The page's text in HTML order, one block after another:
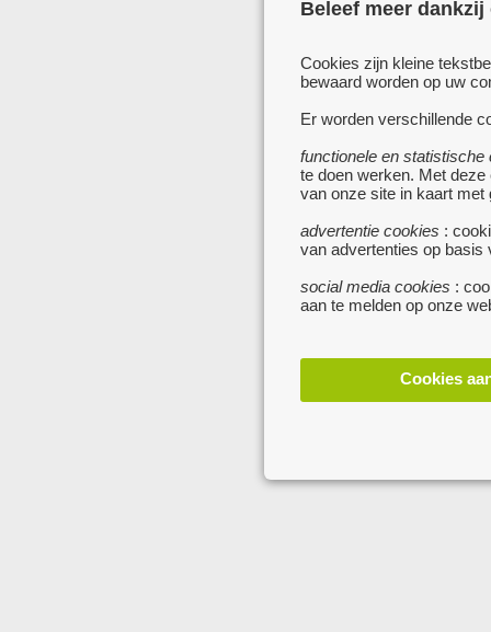
Beleef meer
Cookies zijn kleine
bewaard worden op uw
Er worden verschillende
functionele en statistische
te doen werken. Met
van onze site in kaart met
advertentie cookies :
van advertenties op basis
social media cookies :
aan te melden op onze
Cookies